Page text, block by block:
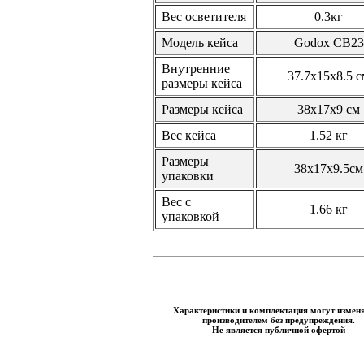
Вес осветителя
0.3кг
Модель кейса
Godox CB23
Внутренние
размеры кейса
37.7x15x8.5
Размеры кейса
38х17х9 см
Вес кейса
1.52 кг
Размеры
упаковки
38х17х9.5см
Вес с
упаковкой
1.66 кг
Характеристики и комплектация могут
производителем без предупреждения.
Не является публичной офертой